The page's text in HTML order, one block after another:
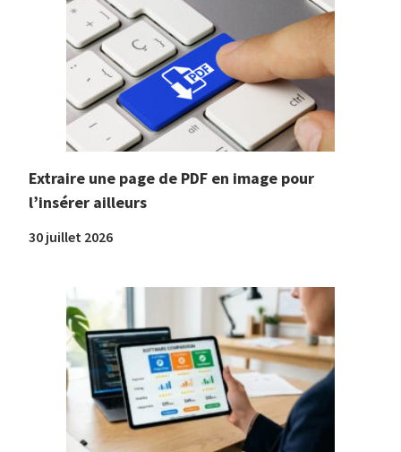
Extraire une page de PDF en image pour
l’insérer ailleurs
30 juillet 2026